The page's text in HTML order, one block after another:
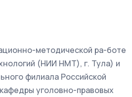
методической ра-боте
(НИИ НМТ), г. Тула) и
филиала Российской
уголовно-правовых